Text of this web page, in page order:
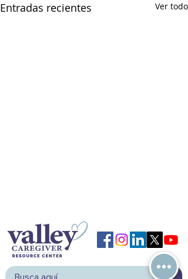
Entradas recientes Ver todo